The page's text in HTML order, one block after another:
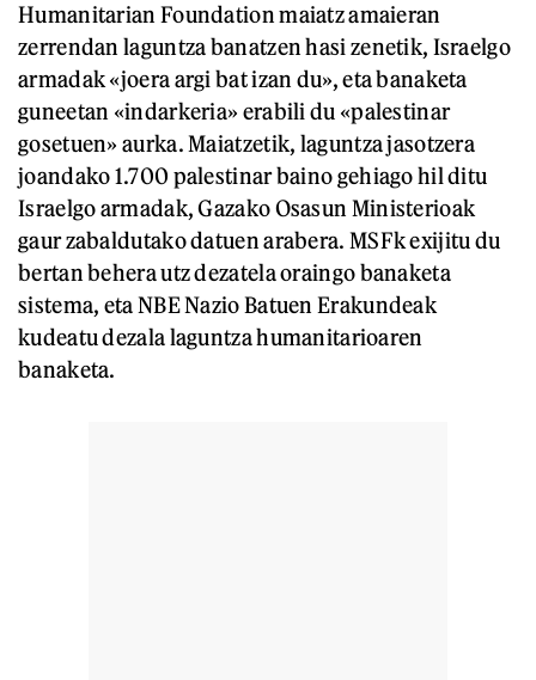
Humanitarian Foundation maiatz amaieran
zerrendan laguntza banatzen hasi zenetik, Israelgo
armadak «joera argi bat izan du», eta banaketa
guneetan «indarkeria» erabili du «palestinar
gosetuen» aurka. Maiatzetik, laguntza jasotzera
joandako 1.700 palestinar baino gehiago hil ditu
Israelgo armadak, Gazako Osasun Ministerioak
gaur zabaldutako datuen arabera. MSFk exijitu du
bertan behera utz dezatela oraingo banaketa
sistema, eta NBE Nazio Batuen Erakundeak
kudeatu dezala laguntza humanitarioaren
banaketa.